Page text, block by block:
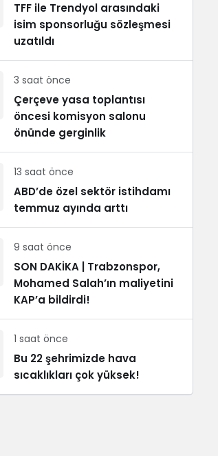
seçin.
seçin.
TFF ile Trendyol arasındaki
isim sponsorluğu sözleşmesi
uzatıldı
3 saat önce
Çerçeve yasa toplantısı
öncesi komisyon salonu
önünde gerginlik
13 saat önce
ABD’de özel sektör istihdamı
temmuz ayında arttı
9 saat önce
SON DAKİKA | Trabzonspor,
Mohamed Salah’ın maliyetini
KAP’a bildirdi!
1 saat önce
Bu 22 şehrimizde hava
sıcaklıkları çok yüksek!